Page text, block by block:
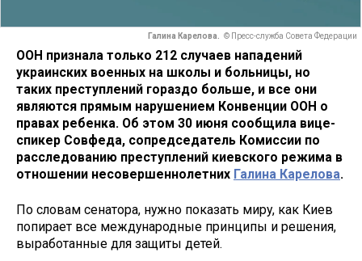
Галина Карелова. © Пресс-служба Совета Федерации
ООН признала только 212 случаев нападений
украинских военных на школы и больницы, но
таких преступлений гораздо больше, и все они
являются прямым нарушением Конвенции ООН о
правах ребенка. Об этом 30 июня сообщила вице-
спикер Совфеда, сопредседатель Комиссии по
расследованию преступлений киевского режима в
отношении несовершеннолетних Галина Карелова.
По словам сенатора, нужно показать миру, как Киев
попирает все международные принципы и решения,
выработанные для защиты детей.